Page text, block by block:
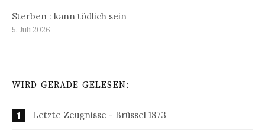
Sterben : kann tödlich sein
5. Juli 2026
WIRD GERADE GELESEN:
Letzte Zeugnisse - Brüssel 1873